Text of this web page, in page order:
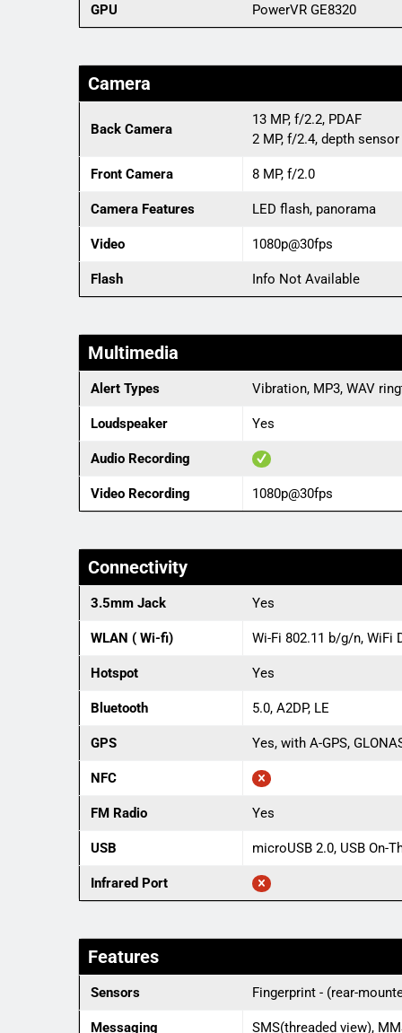
GPU PowerVR GE8320
Camera
Back Camera
13 MP, f/2.2, PDAF
2 MP, f/2.4, depth sensor
Front Camera 8 MP, f/2.0
Camera Features LED flash, panorama
Video 1080p@30fps
Flash Info Not Available
Multimedia
Alert Types Vibration, MP3, WAV
Loudspeaker Yes
Audio Recording
Video Recording 1080p@30fps
Connectivity
3.5mm Jack Yes
WLAN ( Wi-fi) Wi-Fi 802.11 b/g/n, WiFi
Hotspot Yes
Bluetooth 5.0, A2DP, LE
GPS Yes, with A-GPS,
NFC
FM Radio Yes
USB microUSB 2.0, USB On-
Infrared Port
Features
Sensors Fingerprint - (rear-
Messaging SMS(threaded view),